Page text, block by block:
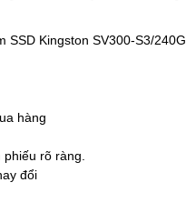
Kingston SV300-S3/240G.
hàng
rõ ràng.
đổi